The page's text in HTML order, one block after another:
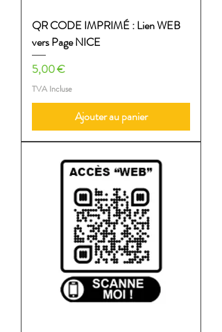
QR CODE IMPRIMÉ : Lien WEB
vers Page NICE
Prix
5,00 €
TVA Incluse
Ajouter au panier